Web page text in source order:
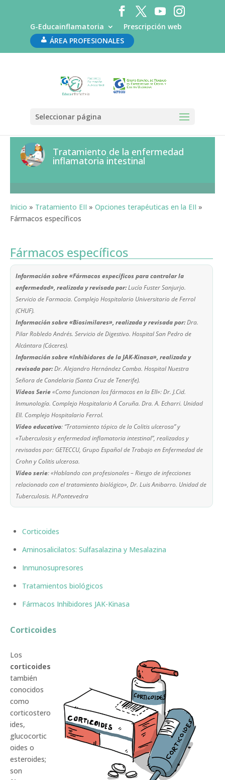
G-Educainflamatoria
Prescripción web
ÁREA PROFESIONALES
Seleccionar página
Tratamiento de la enfermedad
inflamatoria intestinal
Inicio » Tratamiento EII » Opciones terapéuticas en la EII »
Fármacos específicos
Fármacos específicos
Información sobre «Fármacos específicos para controlar la
enfermedad», realizada y revisada por:Lucía Fuster Sanjurjo.
Servicio de Farmacia. Complejo Hospitalario Universitario de Ferrol
(CHUF).
Información sobre «Biosimilares», realizada y revisada por:Dra.
Pilar Robledo Andrés. Servicio de Digestivo. Hospital San Pedro de
Alcántara (Cáceres).
Información sobre «Inhibidores de la JAK-Kinasa», realizada y
revisada por:Dr. Alejandro Hernández Camba. Hospital Nuestra
Señora de Candelaria (Santa Cruz de Tenerife).
Vídeos Serie«Como funcionan los fármacos en la EII»: Dr. J.Cid.
Inmunología. Complejo Hospitalario A Coruña. Dra. A. Echarri. Unidad
EII. Complejo Hospitalario Ferrol.
Vídeo educativo: “Tratamiento tópico de la Colitis ulcerosa” y
«Tuberculosis y enfermedad inflamatoria intestinal”, realizados y
revisados por: GETECCU, Grupo Español de Trabajo en Enfermedad de
Crohn y Colitis ulcerosa.
Vídeo serie: «Hablando con profesionales – Riesgo de infecciones
relacionado con el tratamiento biológico», Dr. Luis Anibarro. Unidad de
Tuberculosis. H.Pontevedra
Corticoides
Aminosalicilatos: Sulfasalazina y Mesalazina
Inmunosupresores
Tratamientos biológicos
Fármacos Inhibidores JAK-Kinasa
Corticoides
Los
corticoides
también
conocidos
como
corticostero
ides,
glucocortic
oides o
esteroides;
son